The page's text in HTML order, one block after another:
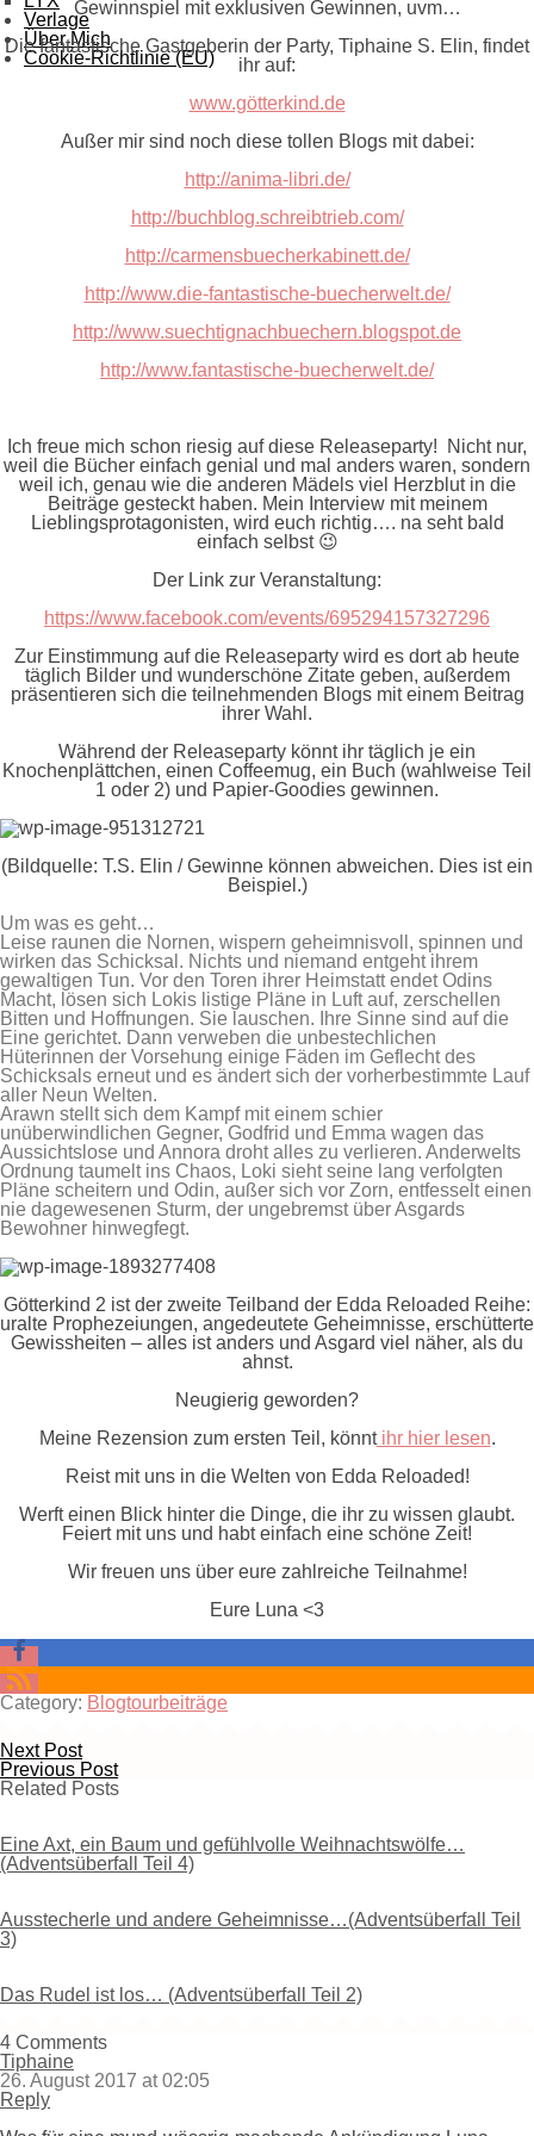
Verlage
Über Mich
Cookie-Richtlinie (EU)
Gewinnspiel mit exklusiven Gewinnen, uvm…
Die fantastische Gastgeberin der Party, Tiphaine S. Elin, findet
ihr auf:
www.götterkind.de
Außer mir sind noch diese tollen Blogs mit dabei:
http://anima-libri.de/
http://buchblog.schreibtrieb.com/
http://carmensbuecherkabinett.de/
http://www.die-fantastische-buecherwelt.de/
http://www.suechtignachbuechern.blogspot.de
http://www.fantastische-buecherwelt.de/
Ich freue mich schon riesig auf diese Releaseparty! Nicht nur,
weil die Bücher einfach genial und mal anders waren, sondern
weil ich, genau wie die anderen Mädels viel Herzblut in die
Beiträge gesteckt haben. Mein Interview mit meinem
Lieblingsprotagonisten, wird euch richtig…. na seht bald
einfach selbst 😉
Der Link zur Veranstaltung:
https://www.facebook.com/events/695294157327296
Zur Einstimmung auf die Releaseparty wird es dort ab heute
täglich Bilder und wunderschöne Zitate geben, außerdem
präsentieren sich die teilnehmenden Blogs mit einem Beitrag
ihrer Wahl.
Während der Releaseparty könnt ihr täglich je ein
Knochenplättchen, einen Coffeemug, ein Buch (wahlweise Teil
1 oder 2) und Papier-Goodies gewinnen.
(Bildquelle: T.S. Elin / Gewinne können abweichen. Dies ist ein
Beispiel.)
Um was es geht…
Leise raunen die Nornen, wispern geheimnisvoll, spinnen und
wirken das Schicksal. Nichts und niemand entgeht ihrem
gewaltigen Tun. Vor den Toren ihrer Heimstatt endet Odins
Macht, lösen sich Lokis listige Pläne in Luft auf, zerschellen
Bitten und Hoffnungen. Sie lauschen. Ihre Sinne sind auf die
Eine gerichtet. Dann verweben die unbestechlichen
Hüterinnen der Vorsehung einige Fäden im Geflecht des
Schicksals erneut und es ändert sich der vorherbestimmte Lauf
aller Neun Welten.
Arawn stellt sich dem Kampf mit einem schier
unüberwindlichen Gegner, Godfrid und Emma wagen das
Aussichtslose und Annora droht alles zu verlieren. Anderwelts
Ordnung taumelt ins Chaos, Loki sieht seine lang verfolgten
Pläne scheitern und Odin, außer sich vor Zorn, entfesselt einen
nie dagewesenen Sturm, der ungebremst über Asgards
Bewohner hinwegfegt.
Götterkind 2 ist der zweite Teilband der Edda Reloaded Reihe:
uralte Prophezeiungen, angedeutete Geheimnisse, erschütterte
Gewissheiten – alles ist anders und Asgard viel näher, als du
ahnst.
Neugierig geworden?
Meine Rezension zum ersten Teil, könntihr hier lesen.
Reist mit uns in die Welten von Edda Reloaded!
Werft einen Blick hinter die Dinge, die ihr zu wissen glaubt.
Feiert mit uns und habt einfach eine schöne Zeit!
Wir freuen uns über eure zahlreiche Teilnahme!
Eure Luna <3
Category: Blogtourbeiträge
Next Post
Previous Post
Related Posts
Eine Axt, ein Baum und gefühlvolle Weihnachtswölfe…
(Adventsüberfall Teil 4)
Ausstecherle und andere Geheimnisse…(Adventsüberfall Teil
3)
Das Rudel ist los… (Adventsüberfall Teil 2)
4 Comments
Tiphaine
26. August 2017 at 02:05
Reply